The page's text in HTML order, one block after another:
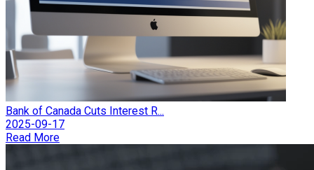
Bank of Canada Cuts Interest R...
2025-09-17
Read More